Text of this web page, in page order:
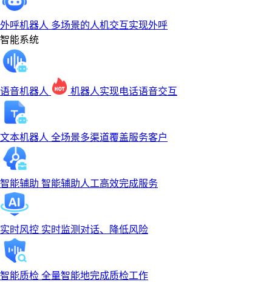
外呼机器人 多场景的人机交互实现外呼
智能系统
语音机器人 机器人实现电话语音交互
文本机器人 全场景多渠道覆盖服务客户
智能辅助 智能辅助人工高效完成服务
实时风控 实时监测对话、降低风险
智能质检 全量智能地完成质检工作